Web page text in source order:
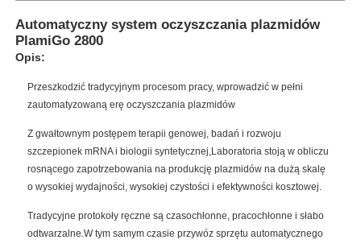
Automatyczny system oczyszczania plazmidów
PlamiGo 2800
Opis:
Przeszkodzić tradycyjnym procesom pracy, wprowadzić w pełni
zautomatyzowaną erę oczyszczania plazmidów
Z gwałtownym postępem terapii genowej, badań i rozwoju
szczepionek mRNA i biologii syntetycznej,Laboratoria stoją w obliczu
rosnącego zapotrzebowania na produkcję plazmidów na dużą skalę
o wysokiej wydajności, wysokiej czystości i efektywności kosztowej.
Tradycyjne protokoły ręczne są czasochłonne, pracochłonne i słabo
odtwarzalne.W tym samym czasie przywóz sprzętu automatycznego